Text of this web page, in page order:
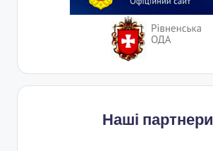
Наші партнери